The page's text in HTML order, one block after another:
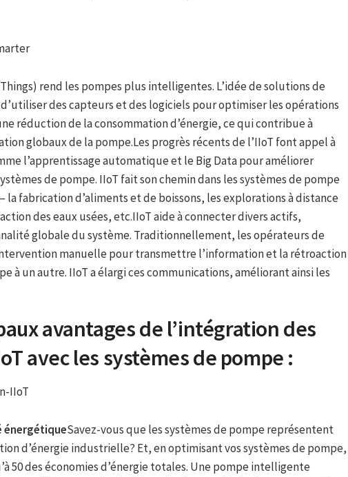
rend les pompes plus intelligentes. L’idée de solutions de
des capteurs et des logiciels pour optimiser les opérations
réduction de la consommation d’énergie, ce qui contribue à
globaux de la pompe.Les progrès récents de l’IIoT font appel à
l’apprentissage automatique et le Big Data pour améliorer
de pompe. IIoT fait son chemin dans les systèmes de pompe
la fabrication d’aliments et de boissons, les explorations à distance
des eaux usées, etc.IIoT aide à connecter divers actifs,
globale du système. Traditionnellement, les opérateurs de
manuelle pour transmettre l’information et la rétroaction
à un autre. IIoT a élargi ces communications, améliorant ainsi les
avantages de l’intégration des
avec les systèmes de pompe :
énergétiqueSavez-vous que les systèmes de pompe représentent
d’énergie industrielle? Et, en optimisant vos systèmes de pompe,
50 des économies d’énergie totales. Une pompe intelligente